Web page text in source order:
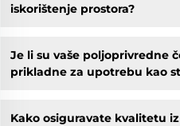
iskorištenje prostora?
Je li su vaše poljoprivredne
prikladne za upotrebu kao
Kako osiguravate kvalitetu